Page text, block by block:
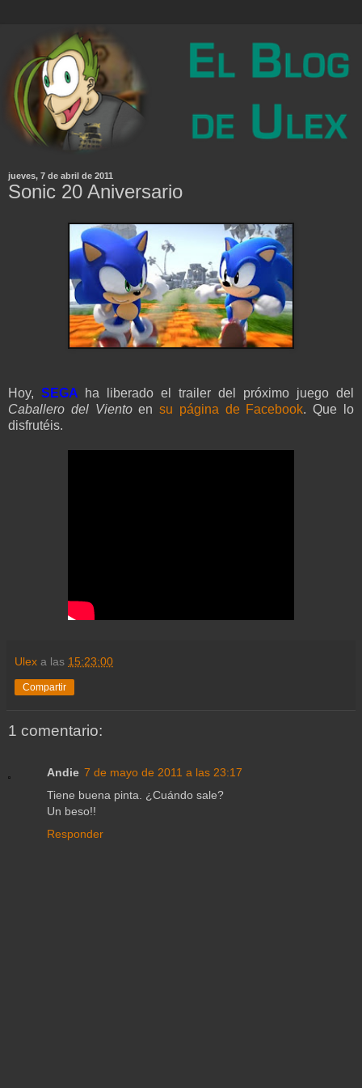
jueves, 7 de abril de 2011
Sonic 20 Aniversario
Hoy, SEGA
ha liberado el trailer del próximo juego del
Caballero del Vientoensu página de Facebook. Que lo
disfrutéis.
Ulex a las 15:23:00
Compartir
1 comentario:
Andie 7 de mayo de 2011 a las 23:17
Tiene buena pinta. ¿Cuándo sale?
Un beso!!
Responder